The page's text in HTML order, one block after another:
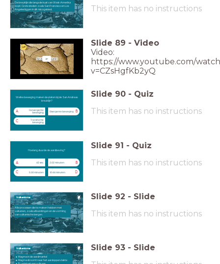
De breuklijn die langs de kust van West-Amerika
loopt. Grote steden zoals San Francisco en Los
Angeles liggen in dit risicogebied.
This item has no instructions
Slide 89 - Video
Video:
https://www.youtube.com/
v=CZsHgfKb2yQ
San Andreas breuklijn?
Welke beweging maken de platen bij de San Andreas
breuklijn?
A
Convergente
beweging
B
Divergente beweging
C
Transforme
beweging
Slide 90 - Quiz
This item has no instructions
Hoelang duurde de aardbeving?
A 42 sec B
2.02 minuten
C 5.30 minuten D
10.44 minuten
Slide 91 - Quiz
This item has no instructions
Vulkanisme
Alle processen die te maken hebben met
vulkanen, zoals uitbarstingen en de vorming
van vulkanische bergen.
Slide 92 - Slide
This item has no instructions
Vulkanisme
Magma in de aardmantel
Magma stroomt naar het aardoppervlakte
Slide 93 - Slide